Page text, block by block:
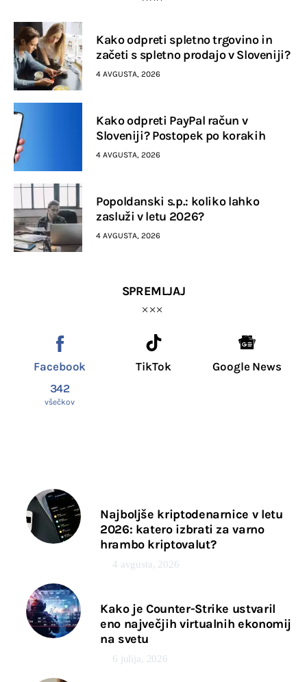
Kako odpreti spletno trgovino in
začeti s spletno prodajo v Sloveniji?
4 AVGUSTA, 2026
Kako odpreti PayPal račun v
Sloveniji? Postopek po korakih
4 AVGUSTA, 2026
Popoldanski s.p.: koliko lahko
zasluži v letu 2026?
4 AVGUSTA, 2026
SPREMLJAJ
Facebook
342
všečkov
TikTok Google News
Najboljše kriptodenarnice v letu
2026: katero izbrati za varno
hrambo kriptovalut?
4 avgusta, 2026
Kako je Counter-Strike ustvaril
eno največjih virtualnih ekonomij
na svetu
6 julija, 2026